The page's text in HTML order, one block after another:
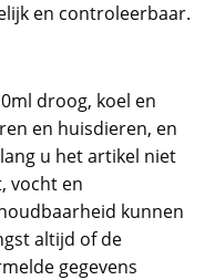
en controleerbaar.
droog, koel en
en huisdieren, en
u het artikel niet
vocht en
kunnen
altijd of de
gegevens